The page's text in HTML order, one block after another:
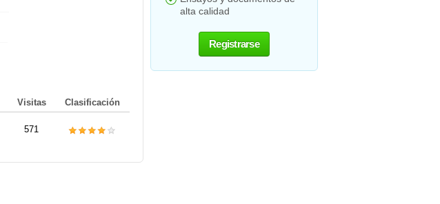
Visitas Clasificación
571
alta calidad
Registrarse